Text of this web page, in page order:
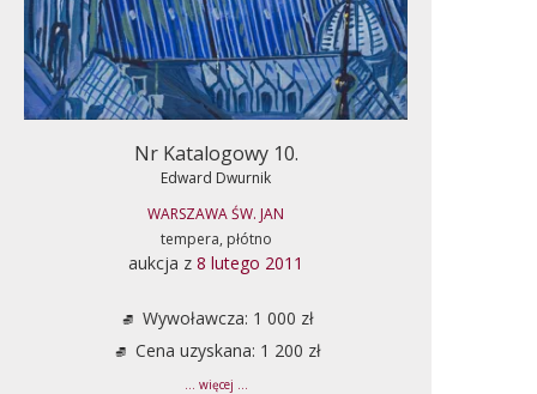
Nr Katalogowy 10.
Edward Dwurnik
WARSZAWA ŚW. JAN
tempera, płótno
aukcja z 8 lutego 2011
Wywoławcza: 1 000 zł
Cena uzyskana: 1 200 zł
... więcej ...